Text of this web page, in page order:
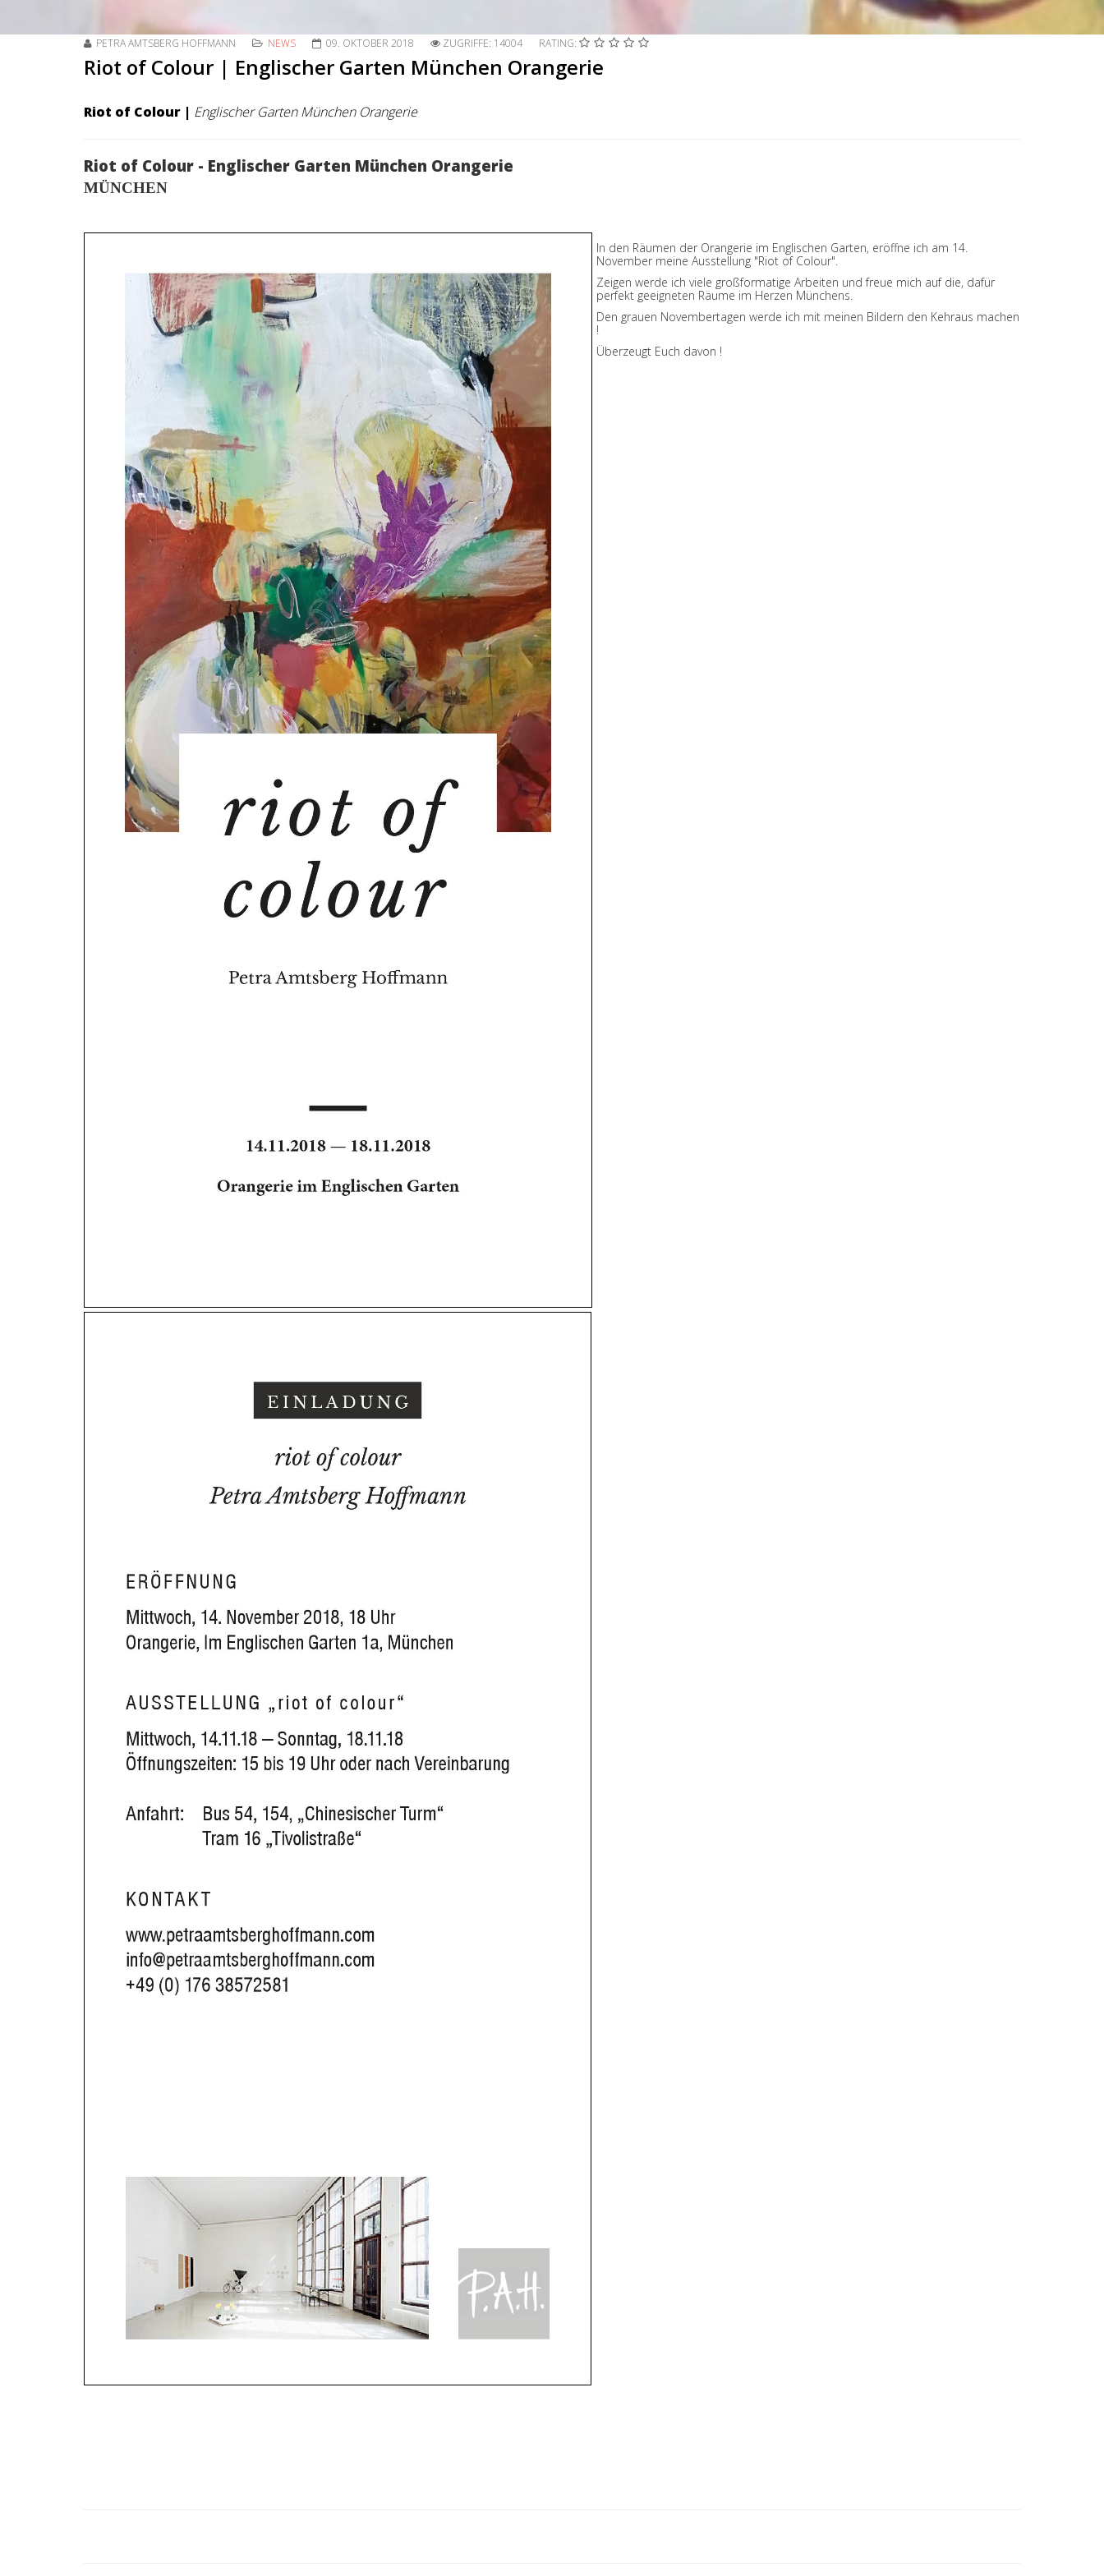
PETRA AMTSBERG HOFFMANN NEWS 09. OKTOBER 2018 ZUGRIFFE: 14004 RATING:
Riot of Colour | Englischer Garten München Orangerie
Riot of Colour | Englischer Garten München Orangerie
Riot of Colour - Englischer Garten München Orangerie
MÜNCHEN
In den Räumen der Orangerie im Englischen Garten, eröffne ich am 14.
November meine Ausstellung "Riot of Colour".
Zeigen werde ich viele großformatige Arbeiten und freue mich auf die, dafür
perfekt geeigneten Räume im Herzen Münchens.
Den grauen Novembertagen werde ich mit meinen Bildern den Kehraus machen
!
Überzeugt Euch davon !